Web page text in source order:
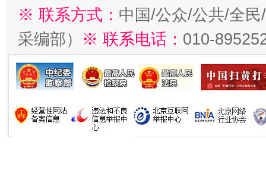
※ 联系方式： 中国/公众/公共/全
采编部） ※ 联系电话： 010-